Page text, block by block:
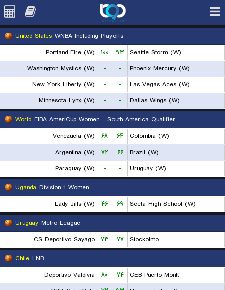
United States WNBA Including Playoffs
Portland Fire (W)
۱۰۰ ۹۳
Seattle Storm (W)
Washington Mystics (W)
- -
Phoenix Mercury (W)
New York Liberty (W)
- -
Las Vegas Aces (W)
Minnesota Lynx (W)
- -
Dallas Wings (W)
World FIBA AmeriCup Women - South America Qualifier
Venezuela (W)
۶۸ ۶۴
Colombia (W)
Argentina (W)
۷۲ ۶۶
Brazil (W)
Paraguay (W)
- -
Uruguay (W)
Uganda Division 1 Women
Lady Jills (W)
۴۶ ۶۹
Seeta High School (W)
Uruguay Metro League
CS Deportivo Sayago
۷۳ ۷۷
Stockolmo
Chile LNB
Deportivo Valdivia
۸۰ ۷۴
CEB Puerto Montt